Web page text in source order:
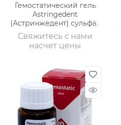
Гемостатический гель
Astringedent
(Астринжедент) сульфат
железа 15,5% (30 мл)
Свяжитесь с нами
насчет цены